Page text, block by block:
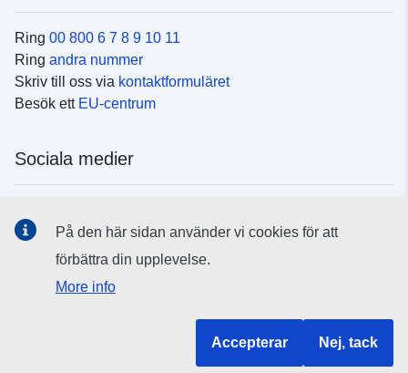
Ring 00 800 6 7 8 9 10 11
Ring andra nummer
Skriv till oss via kontaktformuläret
Besök ett EU-centrum
Sociala medier
EU:s institutioner och organ
På den här sidan använder vi cookies för att
förbättra din upplevelse.
More info
Accepterar Nej, tack